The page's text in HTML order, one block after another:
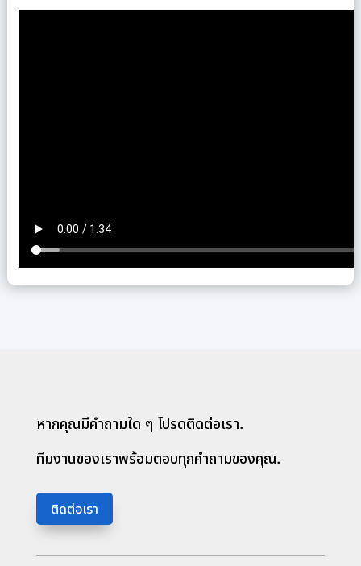
หากคุณมีคำถามใด ๆ โปรดติดต่อเรา.
ทีมงานของเราพร้อมตอบทุกคำถามของคุณ.
ติดต่อเรา